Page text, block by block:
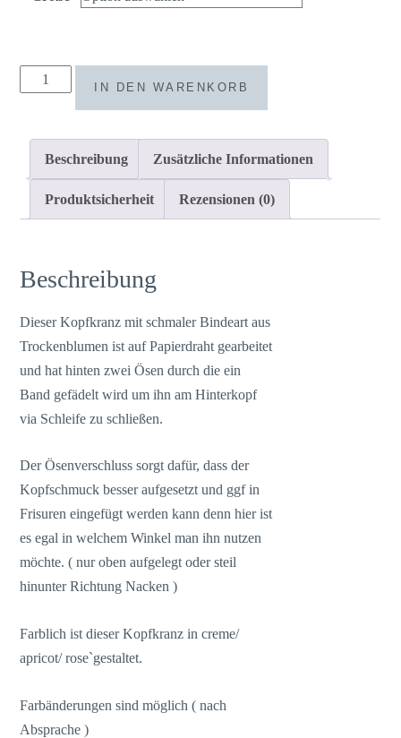
Kopfkranz
Shooting
Menge
IN DEN WARENKORB
Beschreibung Zusätzliche Informationen
Produktsicherheit Rezensionen (0)
Beschreibung
Dieser Kopfkranz mit schmaler Bindeart aus
Trockenblumen ist auf Papierdraht gearbeitet
und hat hinten zwei Ösen durch die ein
Band gefädelt wird um ihn am Hinterkopf
via Schleife zu schließen.
Der Ösenverschluss sorgt dafür, dass der
Kopfschmuck besser aufgesetzt und ggf in
Frisuren eingefügt werden kann denn hier ist
es egal in welchem Winkel man ihn nutzen
möchte. ( nur oben aufgelegt oder steil
hinunter Richtung Nacken )
Farblich ist dieser Kopfkranz in creme/
apricot/ rose`gestaltet.
Farbänderungen sind möglich ( nach
Absprache )